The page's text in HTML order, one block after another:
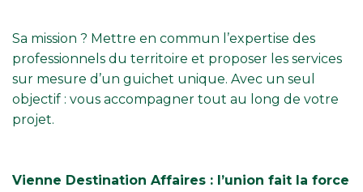
Sa mission ? Mettre en commun l’expertise des
professionnels du territoire et proposer les services
sur mesure d’un guichet unique. Avec un seul
objectif : vous accompagner tout au long de votre
projet.
Vienne Destination Affaires : l’union fait la force